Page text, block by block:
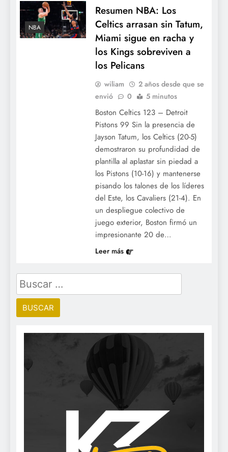
NBA
Resumen NBA: Los
Celtics arrasan sin Tatum,
Miami sigue en racha y
los Kings sobreviven a
los Pelicans
wiliam
2 años desde que se
envió
0 5 minutos
Boston Celtics 123 – Detroit
Pistons 99 Sin la presencia de
Jayson Tatum, los Celtics (20-5)
demostraron su profundidad de
plantilla al aplastar sin piedad a
los Pistons (10-16) y mantenerse
pisando los talones de los líderes
del Este, los Cavaliers (21-4). En
un despliegue colectivo de
juego exterior, Boston firmó un
impresionante 20 de…
Leer más
Buscar: